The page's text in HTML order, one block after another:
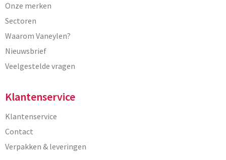
Onze merken
Sectoren
Waarom Vaneylen?
Nieuwsbrief
Veelgestelde vragen
Klantenservice
Klantenservice
Contact
Verpakken & leveringen